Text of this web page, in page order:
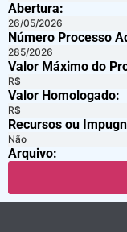
Abertura:
26/05/2026
Número Processo
285/2026
Valor Máximo do
R$
Valor Homologado: ​
R$
Recursos ou
Não
Arquivo: